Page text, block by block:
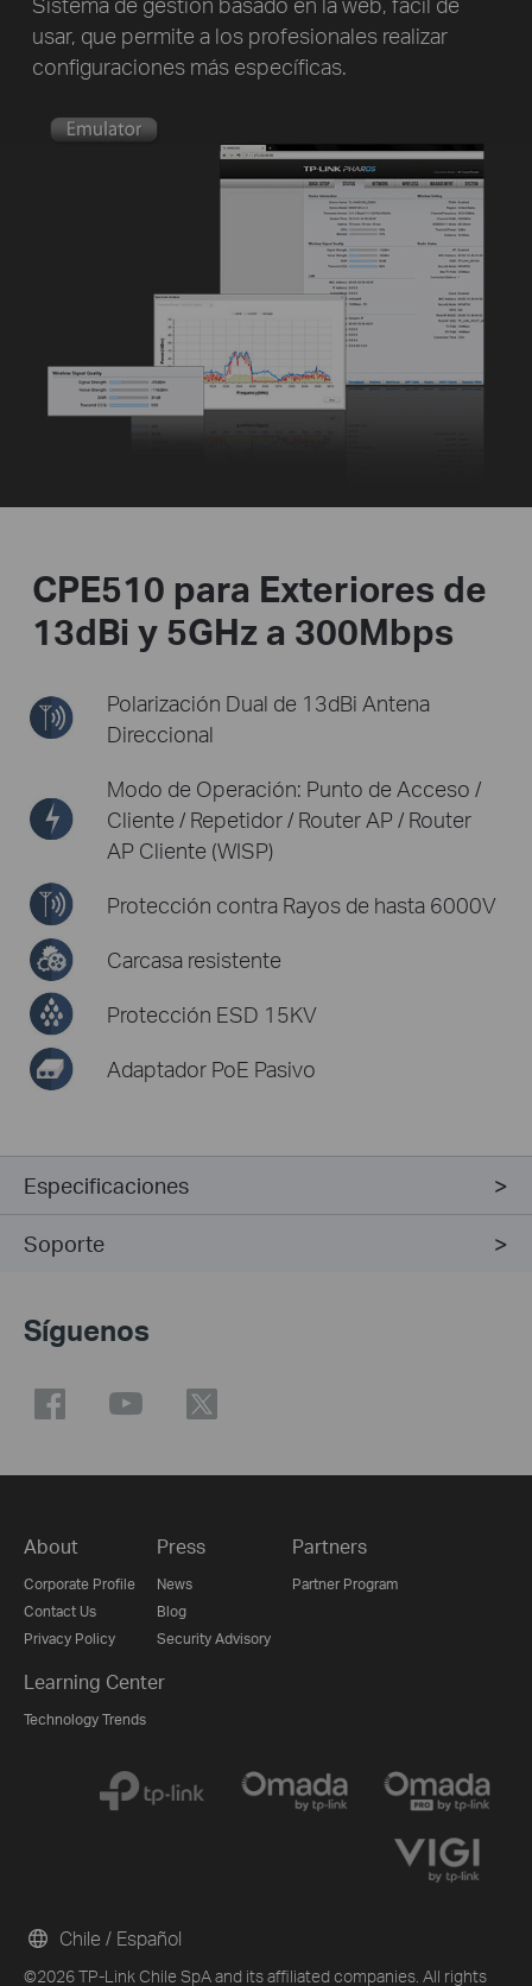
usar, que permite a los profesionales realizar
configuraciones más específicas.
CPE510 para Exteriores de
13dBi y 5GHz a 300Mbps
Polarización Dual de 13dBi Antena
Direccional
Modo de Operación: Punto de Acceso /
Cliente / Repetidor / Router AP / Router
AP Cliente (WISP)
Protección contra Rayos de hasta 6000V
Carcasa resistente
Protección ESD 15KV
Adaptador PoE Pasivo
Especificaciones
Soporte
Síguenos
About
Corporate Profile
Contact Us
Privacy Policy
Press
News
Blog
Security Advisory
Partners
Partner Program
Learning Center
Technology Trends
©2026 TP-Link Chile SpA and its affiliated companies. All rights
Chile / Español